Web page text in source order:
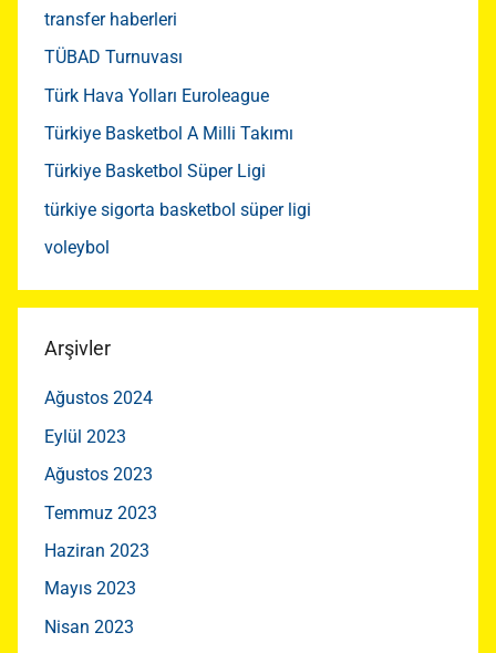
transfer haberleri
TÜBAD Turnuvası
Türk Hava Yolları Euroleague
Türkiye Basketbol A Milli Takımı
Türkiye Basketbol Süper Ligi
türkiye sigorta basketbol süper ligi
voleybol
Arşivler
Ağustos 2024
Eylül 2023
Ağustos 2023
Temmuz 2023
Haziran 2023
Mayıs 2023
Nisan 2023